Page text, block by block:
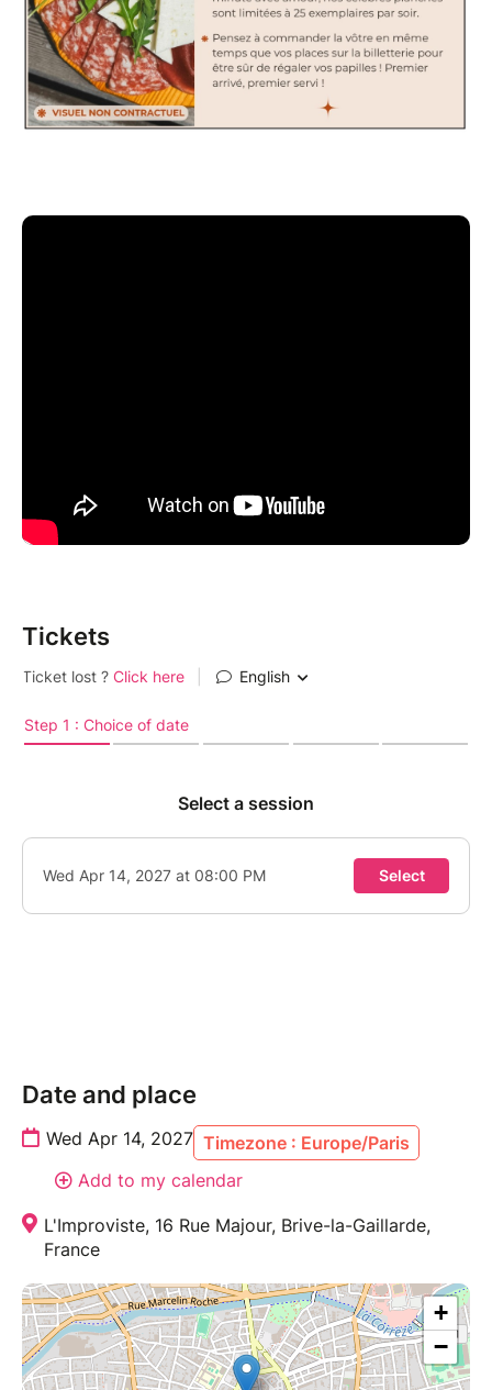
Tickets
Date and place
Wed Apr 14, 2027 Timezone : Europe/Paris
Add to my calendar
L'Improviste, 16 Rue Majour, Brive-la-Gaillarde,
France
+
−